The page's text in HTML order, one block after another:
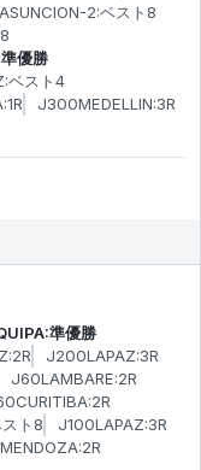
2:ベスト8
優勝
ベスト4
J300MEDELLIN:3R
準優勝
J200LAPAZ:3R
J60LAMBARE:2R
ト8
J100LAPAZ:3R